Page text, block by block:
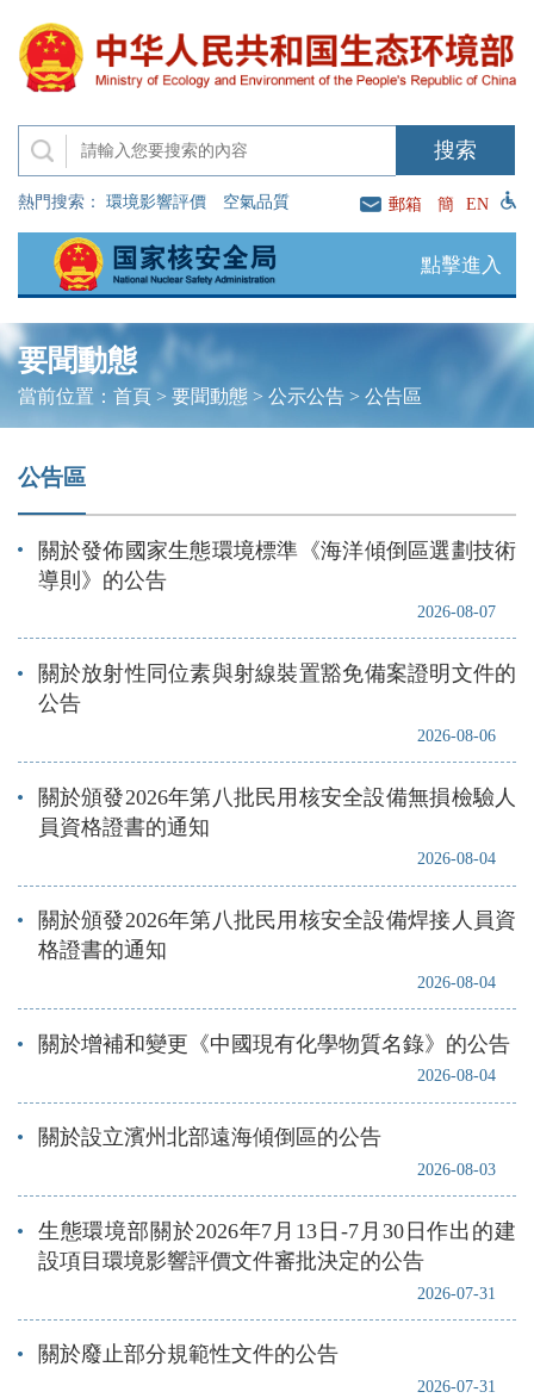
熱門搜索： 環境影響評價 空氣品質 郵箱 簡 EN
點擊進入
要聞動態
當前位置： 首頁> 要聞動態> 公示公告> 公告區
公告區
2026-08-07
關於發佈國家生態環境標準《海洋傾倒區選劃技術
導則》的公告
2026-08-06
關於放射性同位素與射線裝置豁免備案證明文件的
公告
2026-08-04
關於頒發2026年第八批民用核安全設備無損檢驗人
員資格證書的通知
2026-08-04
關於頒發2026年第八批民用核安全設備焊接人員資
格證書的通知
2026-08-04
關於增補和變更《中國現有化學物質名錄》的公告
2026-08-03
關於設立濱州北部遠海傾倒區的公告
2026-07-31
生態環境部關於2026年7月13日-7月30日作出的建
設項目環境影響評價文件審批決定的公告
2026-07-31
關於廢止部分規範性文件的公告